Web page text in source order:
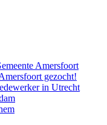
Amersfoort
gezocht!
in Utrecht